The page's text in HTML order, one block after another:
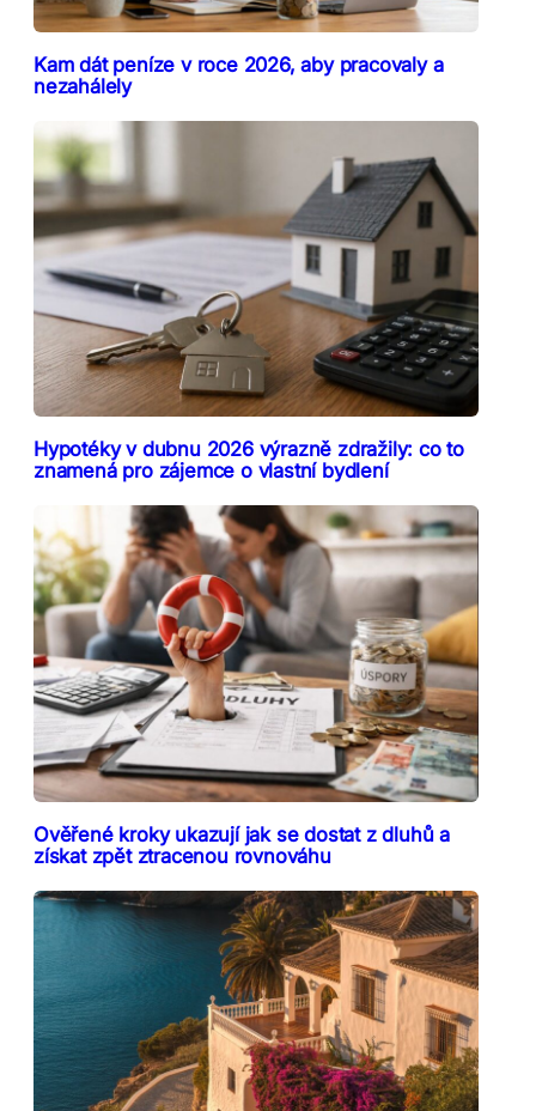
Kam dát peníze v roce 2026, aby pracovaly a
nezahálely
Hypotéky v dubnu 2026 výrazně zdražily: co to
znamená pro zájemce o vlastní bydlení
Ověřené kroky ukazují jak se dostat z dluhů a
získat zpět ztracenou rovnováhu